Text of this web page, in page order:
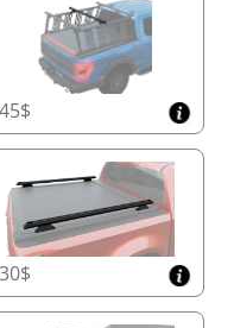
легкости
и
Roll+ с
для
в мировой
это лучшее